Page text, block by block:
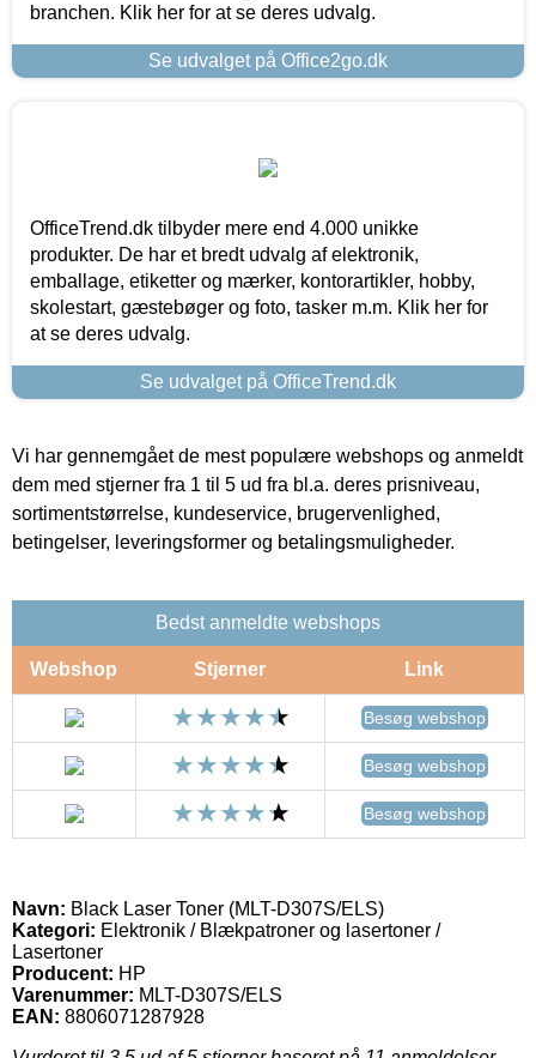
branchen. Klik her for at se deres udvalg.
Se udvalget på Office2go.dk
OfficeTrend.dk tilbyder mere end 4.000 unikke
produkter. De har et bredt udvalg af elektronik,
emballage, etiketter og mærker, kontorartikler, hobby,
skolestart, gæstebøger og foto, tasker m.m. Klik her for
at se deres udvalg.
Se udvalget på OfficeTrend.dk
Vi har gennemgået de mest populære webshops og anmeldt
dem med stjerner fra 1 til 5 ud fra bl.a. deres prisniveau,
sortimentstørrelse, kundeservice, brugervenlighed,
betingelser, leveringsformer og betalingsmuligheder.
Bedst anmeldte webshops
Webshop Stjerner Link
Besøg webshop
Besøg webshop
Besøg webshop
Navn: Black Laser Toner (MLT-D307S/ELS)
Kategori: Elektronik / Blækpatroner og lasertoner /
Lasertoner
Producent: HP
Varenummer: MLT-D307S/ELS
EAN: 8806071287928